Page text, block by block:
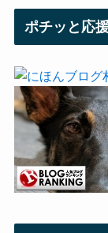
ポチッと応